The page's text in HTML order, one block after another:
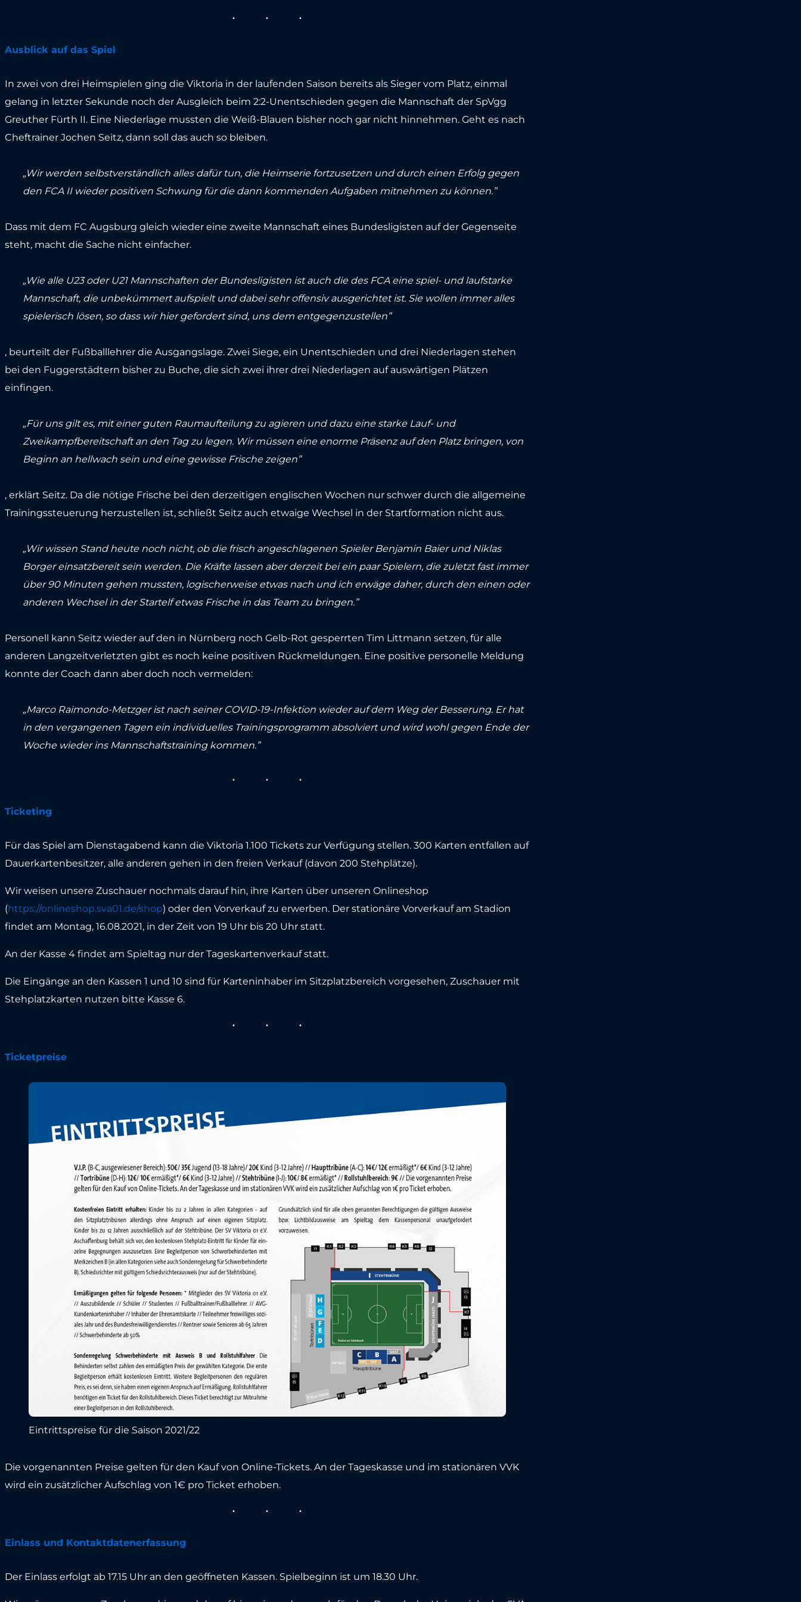
Ausblick auf das Spiel
In zwei von drei Heimspielen ging die Viktoria in der laufenden Saison bereits als Sieger vom Platz, einmal
gelang in letzter Sekunde noch der Ausgleich beim 2:2-Unentschieden gegen die Mannschaft der SpVgg
Greuther Fürth II. Eine Niederlage mussten die Weiß-Blauen bisher noch gar nicht hinnehmen. Geht es nach
Cheftrainer Jochen Seitz, dann soll das auch so bleiben.
„Wir werden selbstverständlich alles dafür tun, die Heimserie fortzusetzen und durch einen Erfolg gegen
den FCA II wieder positiven Schwung für die dann kommenden Aufgaben mitnehmen zu können.”
Dass mit dem FC Augsburg gleich wieder eine zweite Mannschaft eines Bundesligisten auf der Gegenseite
steht, macht die Sache nicht einfacher.
„Wie alle U23 oder U21 Mannschaften der Bundesligisten ist auch die des FCA eine spiel- und laufstarke
Mannschaft, die unbekümmert aufspielt und dabei sehr offensiv ausgerichtet ist. Sie wollen immer alles
spielerisch lösen, so dass wir hier gefordert sind, uns dem entgegenzustellen”
, beurteilt der Fußballlehrer die Ausgangslage. Zwei Siege, ein Unentschieden und drei Niederlagen stehen
bei den Fuggerstädtern bisher zu Buche, die sich zwei ihrer drei Niederlagen auf auswärtigen Plätzen
einfingen.
„Für uns gilt es, mit einer guten Raumaufteilung zu agieren und dazu eine starke Lauf- und
Zweikampfbereitschaft an den Tag zu legen. Wir müssen eine enorme Präsenz auf den Platz bringen, von
Beginn an hellwach sein und eine gewisse Frische zeigen”
, erklärt Seitz. Da die nötige Frische bei den derzeitigen englischen Wochen nur schwer durch die allgemeine
Trainingssteuerung herzustellen ist, schließt Seitz auch etwaige Wechsel in der Startformation nicht aus.
„Wir wissen Stand heute noch nicht, ob die frisch angeschlagenen Spieler Benjamin Baier und Niklas
Borger einsatzbereit sein werden. Die Kräfte lassen aber derzeit bei ein paar Spielern, die zuletzt fast immer
über 90 Minuten gehen mussten, logischerweise etwas nach und ich erwäge daher, durch den einen oder
anderen Wechsel in der Startelf etwas Frische in das Team zu bringen.”
Personell kann Seitz wieder auf den in Nürnberg noch Gelb-Rot gesperrten Tim Littmann setzen, für alle
anderen Langzeitverletzten gibt es noch keine positiven Rückmeldungen. Eine positive personelle Meldung
konnte der Coach dann aber doch noch vermelden:
„Marco Raimondo-Metzger ist nach seiner COVID-19-Infektion wieder auf dem Weg der Besserung. Er hat
in den vergangenen Tagen ein individuelles Trainingsprogramm absolviert und wird wohl gegen Ende der
Woche wieder ins Mannschaftstraining kommen.”
Ticketing
Für das Spiel am Dienstagabend kann die Viktoria 1.100 Tickets zur Verfügung stellen. 300 Karten entfallen auf
Dauerkartenbesitzer, alle anderen gehen in den freien Verkauf (davon 200 Stehplätze).
Wir weisen unsere Zuschauer nochmals darauf hin, ihre Karten über unseren Onlineshop
(https://onlineshop.sva01.de/shop) oder den Vorverkauf zu erwerben. Der stationäre Vorverkauf am Stadion
findet am Montag, 16.08.2021, in der Zeit von 19 Uhr bis 20 Uhr statt.
An der Kasse 4 findet am Spieltag nur der Tageskartenverkauf statt.
Die Eingänge an den Kassen 1 und 10 sind für Karteninhaber im Sitzplatzbereich vorgesehen, Zuschauer mit
Stehplatzkarten nutzen bitte Kasse 6.
Ticketpreise
Eintrittspreise für die Saison 2021/22
Die vorgenannten Preise gelten für den Kauf von Online-Tickets. An der Tageskasse und im stationären VVK
wird ein zusätzlicher Aufschlag von 1€ pro Ticket erhoben.
Einlass und Kontaktdatenerfassung
Der Einlass erfolgt ab 17.15 Uhr an den geöffneten Kassen. Spielbeginn ist um 18.30 Uhr.